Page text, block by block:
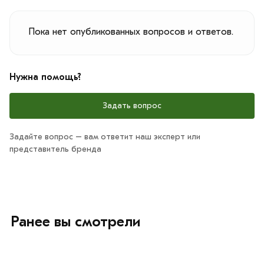
Пока нет опубликованных вопросов и ответов.
Нужна помощь?
Задать вопрос
Задайте вопрос – вам ответит наш эксперт или
представитель бренда
Ранее вы смотрели